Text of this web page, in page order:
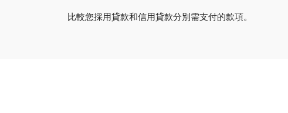
比較您採用貸款和信用貸款分別需支付的款項。